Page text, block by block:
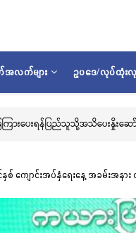
လက်များ ဥပဒေ/လုပ်ထုံးလု
ရွှေစေတီတော် လုံးတော်ပြည့်ရွှေသင်္
စ် ကျောင်းအပ်နှံရေးနေ့ အခမ်းအနာ